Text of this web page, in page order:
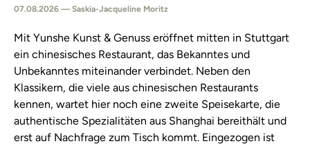
07.08.2026 — Saskia-Jacqueline Moritz
Mit Yunshe Kunst & Genuss eröffnet mitten in Stuttgart
ein chinesisches Restaurant, das Bekanntes und
Unbekanntes miteinander verbindet. Neben den
Klassikern, die viele aus chinesischen Restaurants
kennen, wartet hier noch eine zweite Speisekarte, die
authentische Spezialitäten aus Shanghai bereithält und
erst auf Nachfrage zum Tisch kommt. Eingezogen ist